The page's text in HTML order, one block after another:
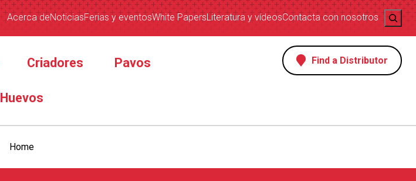
Acerca deNoticiasFerias y eventosWhite PapersLiteratura y vídeosContacta con nosotros Search
Criadores Pavos
Huevos
Find a Distributor
Home